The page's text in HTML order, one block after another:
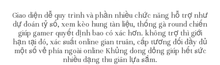
Giao diện dễ quy trình và phần nhiều chức năng hỗ trợ như
dự đoán tỷ số, xem kèo hung tàn liệu, thống gà round chiến
giúp gamer quyết định bao có xác hơn. không trợ thì giới
hạn tại đó, xác suất online gian truân, cấp tương đối đầy đủ
một số vẻ phía ngoài online Khủng dong dỏng giúp hết sức
nhiều dạng thu giãn lựa sắm.